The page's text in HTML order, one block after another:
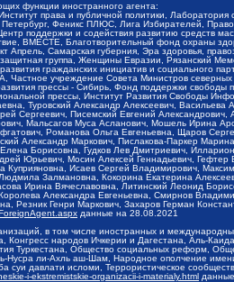
функции иностранного агента:
права и публичной политики,
Феникс ПЛЮС, Лига Избирателей,
поддержки и содействия развитию средств
ВМЕСТЕ, Благотворительный фонд охраны
Апрель, Самарская губерния, Эра здоровья,
группа, Женщины Евразии, Рязанский
гражданских инициатив и социального
учреждение Совета Министров северных
прессы - Сибирь, Фонд поддержки
прессы, Институт Развития Свободы
Туровский Александр Алексеевич,
Сергеевич, Писемский Евгений
Мальсагов Муса Асланович, Мошель Ирина
Романова Ольга Евгеньевна, Щаров
Александр Маркович, Пислакова-Паркер
Борисовна, Гудков Лев Дмитриевич,
Юрьевич, Мосин Алексей Геннадьевич,
Исаев Сергей Владимирович,
Залмановна, Кокорина Екатерина
Ирина Вячеславовна, Литинский Леонид
Александра Евгеньевна, Смирнов
Резник Генри Маркович, Захаров Герман
данные на 28.08.2021
в том числе иностранных и
народов Ичкерии и Дагестана, Аль-
Туркестана, Общество социальных реформ,
Нусра ли-Ахль аш-Шам, Народное ополчение
суи давлати исломи, Террористическое
i-ekstremistskie-organizacii-i-materialy.html